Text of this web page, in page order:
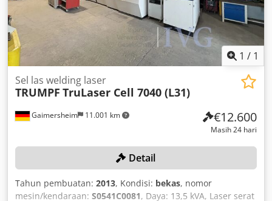
1 / 1
Gaimersheim 11.001 km
Sel las welding laser
TRUMPF TruLaser Cell 7040 (L31)
€12.600
Masih 24 hari
Detail
Tahun pembuatan: 2013, Kondisi: bekas, nomor
mesin/kendaraan: S0541C0081, Daya: 13,5 kVA, Laser serat